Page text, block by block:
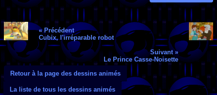
« Précédent
Cubix, l'irréparable robot
Suivant »
Le Prince Casse-Noisette
Retour à la page des dessins animés
La liste de tous les dessins animés